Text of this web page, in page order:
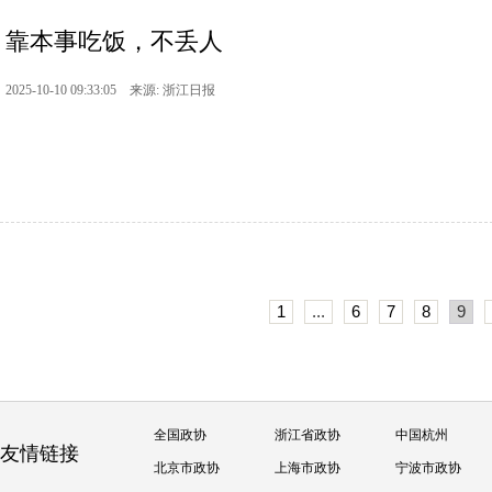
靠本事吃饭，不丢人
2025-10-10 09:33:05 来源: 浙江日报
1 ... 6 7 8 9
友情链接
全国政协 浙江省政协 中国杭州
北京市政协 上海市政协 宁波市政协